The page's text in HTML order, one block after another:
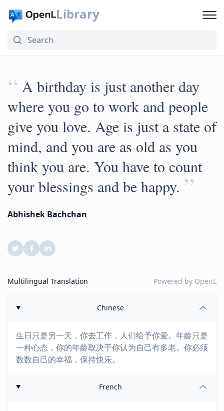
Library
“ A birthday is just another day
where you go to work and people
give you love. Age is just a state of
mind, and you are as old as you
think you are. You have to count
your blessings and be happy. ”
Abhishek Bachchan
Multilingual Translation Powered by OpenL
Chinese
生日只是另一天，你去工作，人们给予你爱。年龄只是
一种心态，你的年龄取决于你认为自己有多老。你必须
数数自己的幸福，保持快乐。
French